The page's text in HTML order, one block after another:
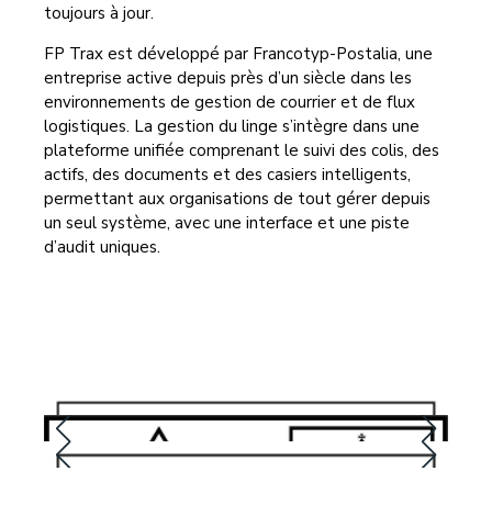
toujours à jour.
FP Trax est développé par Francotyp-Postalia, une
entreprise active depuis près d’un siècle dans les
environnements de gestion de courrier et de flux
logistiques. La gestion du linge s’intègre dans une
plateforme unifiée comprenant le suivi des colis, des
actifs, des documents et des casiers intelligents,
permettant aux organisations de tout gérer depuis
un seul système, avec une interface et une piste
d’audit uniques.